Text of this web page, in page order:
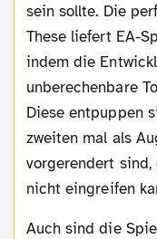
sein sollte. Die
These liefert EA-
indem die
unberechenbare
Diese entpuppen
zweiten mal als
vorgerendert sind,
nicht eingreifen
Auch sind die Spieler einfach zu „perfekt“.